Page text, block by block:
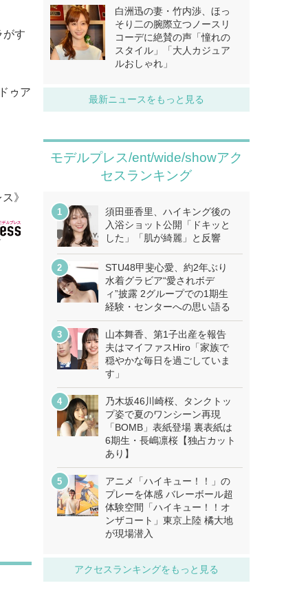
がす
ゥア
》
白洲迅の妻・竹内渉、ほっ
そり二の腕際立つノースリ
コーデに絶賛の声「憧れの
スタイル」「大人カジュア
ルおしゃれ」
最新ニュースをもっと見る
モデルプレス/ent/wide/showアク
セスランキング
須田亜香里、ハイキング後の
入浴ショット公開「ドキッと
した」「肌が綺麗」と反響
STU48甲斐心愛、約2年ぶり
水着グラビア“愛されボデ
ィ”披露 2グループでの1期生
経験・センターへの思い語る
山本舞香、第1子出産を報告
夫はマイファスHiro「家族で
穏やかな毎日を過ごしていま
す」
乃木坂46川崎桜、タンクトッ
プ姿で夏のワンシーン再現
「BOMB」表紙登場 裏表紙は
6期生・長嶋凛桜【独占カット
あり】
アニメ「ハイキュー！！」の
プレーを体感 バレーボール超
体験空間「ハイキュー！！オ
ンザコート」東京上陸 橘大地
が現場潜入
アクセスランキングをもっと見る